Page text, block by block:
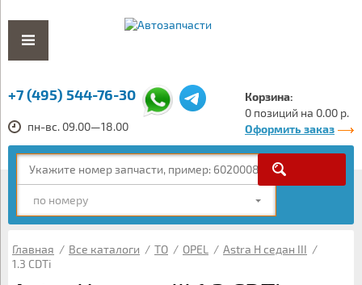
+7 (495) 544-76-30
пн-вс. 09.00—18.00
Корзина:
0 позиций на 0.00 р.
Оформить заказ
по номеру
Главная / Все каталоги / ТО / OPEL / Astra H седан III /
1.3 CDTi